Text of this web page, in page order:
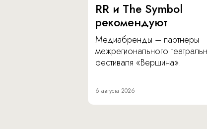
RR и The Symbol
рекомендуют
Медиабренды – партнеры
межрегионального
фестиваля «Вершина».
6 августа 2026